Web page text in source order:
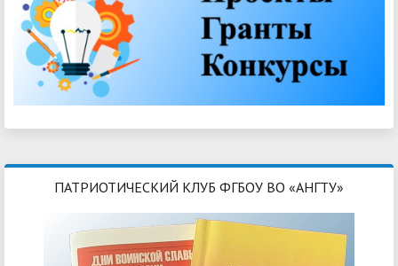
ПАТРИОТИЧЕСКИЙ КЛУБ ФГБОУ ВО «АНГТУ»